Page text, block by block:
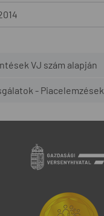
VJ szám alapján
- Piacelemzések